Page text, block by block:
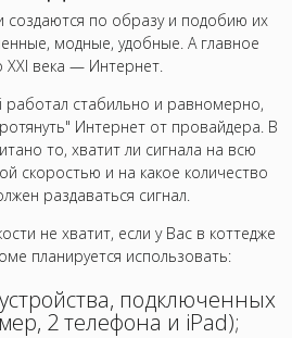
создаются по образу и подобию их
модные, удобные. А главное
века — Интернет.
работал стабильно и равномерно,
Интернет от провайдера. В
то, хватит ли сигнала на всю
скоростью и на какое количество
раздаваться сигнал.
не хватит, если у Вас в коттедже
планируется использовать:
подключенных
2 телефона и iPad);